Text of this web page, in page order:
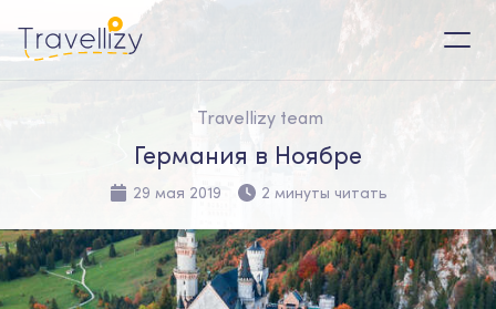
Travellizy team
Германия в Ноябре
29 мая 2019 2 минуты читать